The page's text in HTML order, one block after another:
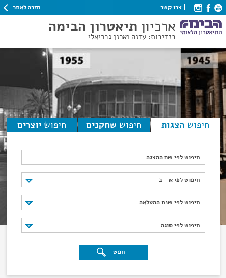
צרו קשר חזרה לאתר
ארכיון תיאטרון הבימה
בנדיבות: עדנה וארנן גבריאלי
חיפוש הצגות חיפוש שחקנים חיפוש יוצרים
חיפוש לפי שם ההצגה
חיפוש לפי א - ב
חיפוש לפי א - ב
חיפוש לפי שנת ההעלאה
חיפוש לפי שנת ההעלאה
חיפוש לפי סוגה
חיפוש לפי סוגה
חפש